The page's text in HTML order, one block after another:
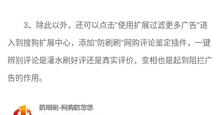
3、除此以外，还可以点击“使用扩展过滤更多广告”进
入到搜狗扩展中心，添加“防刷刷”网购评论鉴定插件，一键
辨别评论是灌水刷好评还是真实评价，变相也是起到阻拦广
告的作用。